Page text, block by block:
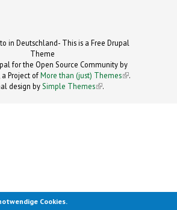
in Deutschland- This is a Free Drupal
Theme
for the Open Source Community by
is external)
, a Project ofMore than (just) Themes (link is
.
design by Simple Themes
(link is
.
Cookies.